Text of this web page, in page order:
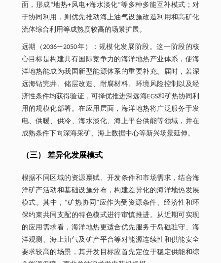
面，形成“地热+风电+海水淡化”等多种多能互补模式；对
于协同利用，则优先推动海上油气设施改造利用和高矿化
流体综合利用等成熟度较高的场景扩展。
远期（2036—2050年）：规模化发展阶段。这一阶段的核
心目标是构建具有国际竞争力的海洋地热产业体系，使海
洋地热能成为我国新型能源体系的重要补充。届时，若深
远海钻完井、储层改造、耐腐材料、环境风险控制以及经
济性条件均获得验证，可择优推进深远海EGS和矿热协同利
用的规模化部署。在应用层面，海洋地热将广泛服务于发
电、供暖、供冷、海水淡化、海上平台供能等领域，并在
成熟条件下向深海采矿、海上数据中心等新兴场景延伸。
（三） 差异化发展模式
根据不同区域的资源禀赋、开发条件和市场需求，结合海
洋矿产活动和基础设施分布，构建差异化的海洋地热发展
模式。其中，“矿热协同”应作为受资源条件、经济性和环
保约束共同支配的特色模式进行审慎推进。从近期可实现
的应用需求看，海洋地热更适合优先服务于岛礁驻守、海
洋观测、海上油气及矿产平台等对能源连续性和供能安全
要求较高的场景，其开发目标应首先定位于稳定供能和综